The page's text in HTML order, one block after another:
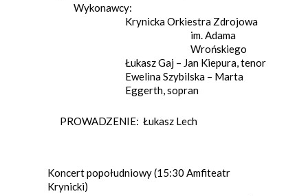
Wykonawcy:
Krynicka Orkiestra Zdrojowa
im. Adama
Wrońskiego
Łukasz Gaj – Jan Kiepura, tenor
Ewelina Szybilska – Marta
Eggerth, sopran
PROWADZENIE: Łukasz Lech
Koncert popołudniowy (15:30 Amfiteatr
Krynicki)